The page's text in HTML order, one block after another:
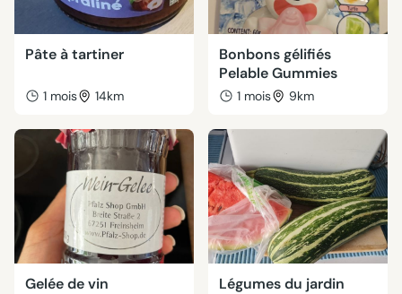
Pâte à tartiner
1 mois 14km
Bonbons gélifiés
Pelable Gummies
1 mois 9km
Gelée de vin Légumes du jardin